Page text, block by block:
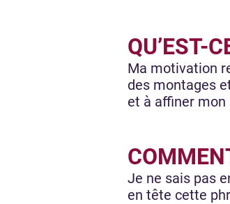
QU’EST-
Ma motivation
des montages
et à affiner mon
Je ne sais pas
en tête cette